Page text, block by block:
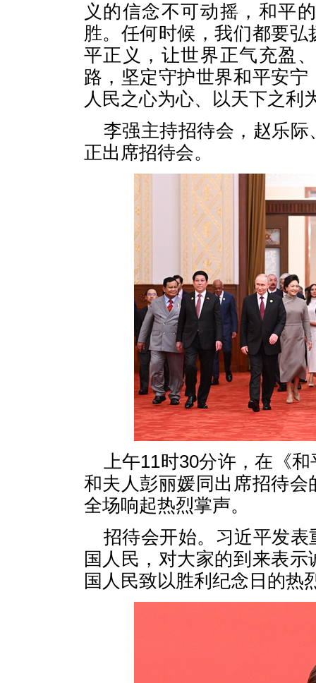
义的信念不可动摇，和平
胜。任何时候，我们都要
平正义，让世界正气充盈
路，坚定守护世界和平安
人民之心为心、以天下之利
李强主持招待会，赵乐
正出席招待会。
上午11时30分许，在《
和夫人彭丽媛同出席招待
全场响起热烈掌声。
招待会开始。习近平发
国人民，对大家的到来表
国人民致以胜利纪念日的热